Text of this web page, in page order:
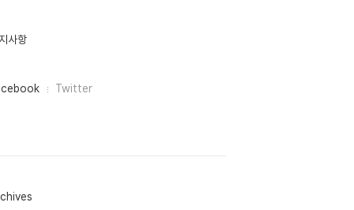
사항
Twitter